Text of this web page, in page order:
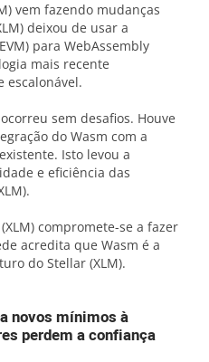
vem fazendo mudanças
deixou de usar a
para WebAssembly
mais recente
escalonável.
sem desafios. Houve
do Wasm com a
Isto levou a
e eficiência das
compromete-se a fazer
acredita que Wasm é a
do Stellar (XLM).
novos mínimos à
perdem a confiança